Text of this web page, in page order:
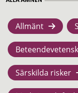
Allmänt
Särskilda risker